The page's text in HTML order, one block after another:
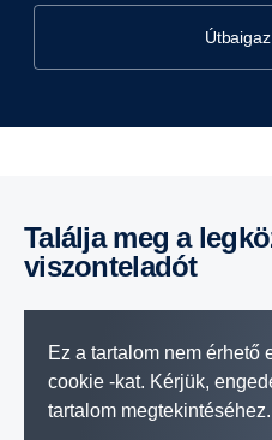
Találja meg a legközelebbi
viszonteladót
Ez a tartalom nem érhető
cookie -kat. Kérjük,
tartalom megtekintéséhez.